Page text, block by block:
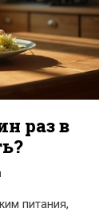
раз в
питания,